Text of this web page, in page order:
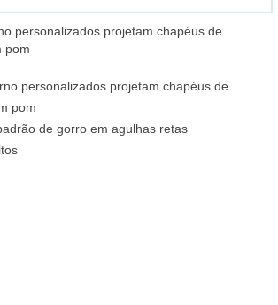
personalizados projetam chapéus de
pom
personalizados projetam chapéus de
pom
de gorro em agulhas retas